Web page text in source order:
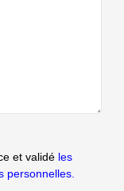
et validé les
personnelles.